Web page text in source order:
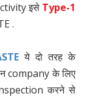
इसे Type-1
.
ये दो तरह के
company के लिए
करने से